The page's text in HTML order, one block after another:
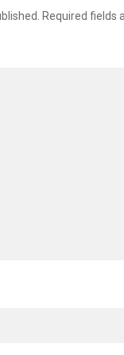
Required fields